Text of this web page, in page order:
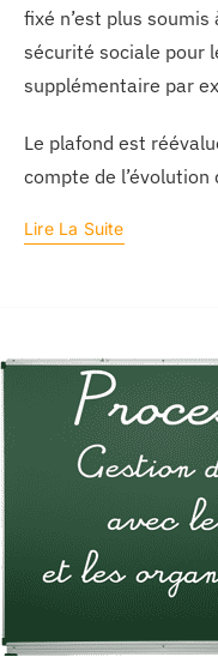
fixé n’est plus
sécurité sociale pour
supplémentaire par
Le plafond est
compte de l’évolution
Lire La Suite